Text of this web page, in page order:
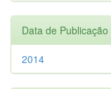
Data de Publicação
2014